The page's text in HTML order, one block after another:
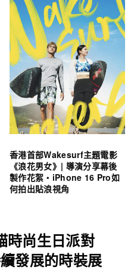
香港首部Wakesurf主題電影
《浪花男女》| 導演分享幕後
製作花絮・iPhone 16 Pro如
何拍出貼浪視角
時尚生日派對
發展的時裝展